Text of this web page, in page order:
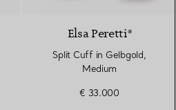
Elsa Peretti®
Split Cuff in Gelbgold,
Medium
€ 33.000